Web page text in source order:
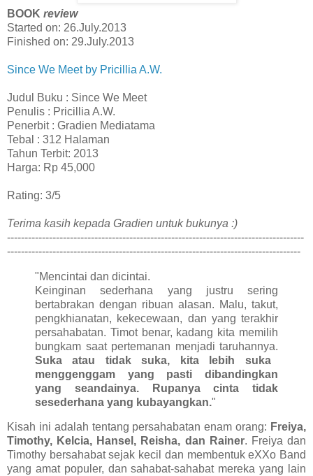
BOOK review
Started on: 26.July.2013
Finished on: 29.July.2013
Since We Meet by Pricillia A.W.
Judul Buku : Since We Meet
Penulis : Pricillia A.W.
Penerbit : Gradien Mediatama
Tebal : 312 Halaman
Tahun Terbit: 2013
Harga: Rp 45,000
Rating: 3/5
Terima kasih kepada Gradien untuk bukunya :)
-------------------------------------------------------------------------------------
------------------------------------------------------------------------------------
"Mencintai dan dicintai.
Keinginan sederhana yang justru sering
bertabrakan dengan ribuan alasan. Malu, takut,
pengkhianatan, kekecewaan, dan yang terakhir
persahabatan. Timot benar, kadang kita memilih
bungkam saat pertemanan menjadi taruhannya.
Suka atau tidak suka, kita lebih suka
menggenggam yang pasti dibandingkan
yang seandainya. Rupanya cinta tidak
sesederhana yang kubayangkan."
Kisah ini adalah tentang persahabatan enam orang: Freiya,
Timothy, Kelcia, Hansel, Reisha, dan Rainer. Freiya dan
Timothy bersahabat sejak kecil dan membentuk eXXo Band
yang amat populer, dan sahabat-sahabat mereka yang lain